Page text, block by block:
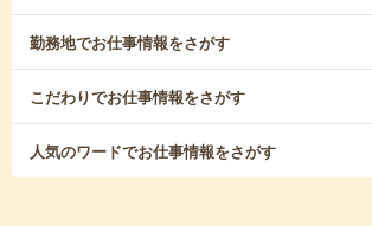
勤務地でお仕事情報をさがす
こだわりでお仕事情報をさがす
人気のワードでお仕事情報をさがす